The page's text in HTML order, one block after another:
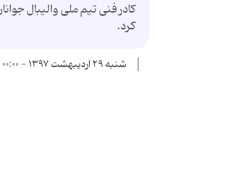
کرد.
شنبه ۲۹ اردیبهشت ۱۳۹۷ - ۰۰:۰۰